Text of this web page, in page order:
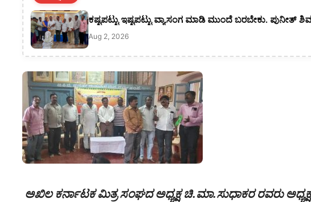
ಕಷ್ಟಪಟ್ಟು ಇಷ್ಟಪಟ್ಟು ವ್ಯಾಸಂಗ ಮಾಡಿ ಮುಂದೆ ಬರಬೇಕು. ಪುನೀತ್
Aug 2, 2026
ಅಖಿಲ ಕರ್ನಾಟಕ ಮಿತ್ರ ಸಂಘದ ಅಧ್ಯಕ್ಷ ಚಿ.ಮಾ.ಸುಧಾಕರ ರವರು